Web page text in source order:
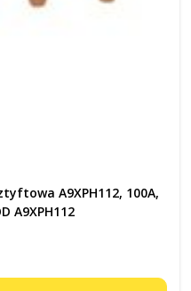
A9XPH112, 100A,
A9XPH112